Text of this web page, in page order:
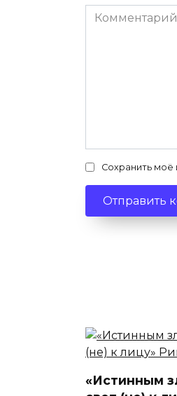
Комментарий
Сохранить моё
«Истинным